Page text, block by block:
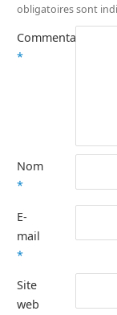
obligatoires sont
Commentaire
*
Nom
*
E-
mail
*
Site
web